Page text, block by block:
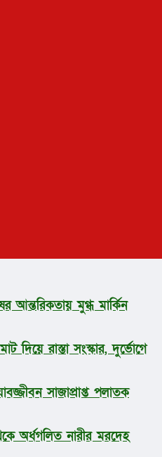
আন্তরিকতায় মুগ্ধ মার্কিন
দিয়ে রাস্তা সংস্কার, দুর্ভোগে
সাজাপ্রাপ্ত পলাতক
অর্ধগলিত নারীর মরদেহ